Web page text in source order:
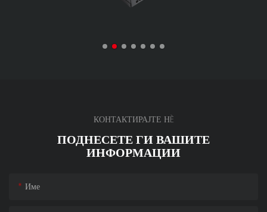
КОНТАКТИРАЈТЕ НÈ
ПОДНЕСЕТЕ ГИ ВАШИТЕ
ИНФОРМАЦИИ
Име